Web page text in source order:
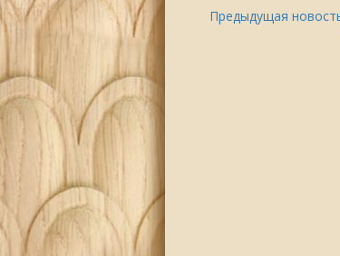
Предыдущая